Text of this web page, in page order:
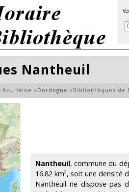
Nantheuil
Aquitaine » Dordogne » Bibliothèques de
Nantheuil, commune du
16.82 km², soit une densité
Nantheuil ne dispose pas